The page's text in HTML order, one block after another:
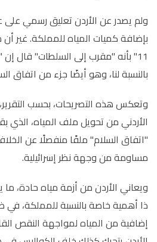
ولم يصدر عن الأردن تعليق رسمي على
بإضافة كميات المياه للمملكة. غير
11" بأنه "مقرب إلى السلطات" قال
بالنسبة لنا، وهو أيضًا جزء من اتفاق
وتعكس هذه التصريحات، بحسب
الأردني من تحويل ملف المياه،
"اتفاق السلام" ملفًا منفصلًا عن
مساومة من وجهة نظر إسرائيلية.
ويعاني الأردن من أزمة مياه حادة،
ذا أهمية خاصة بالنسبة للمملكة، في
إضافية من المياه لمواجهة النقص